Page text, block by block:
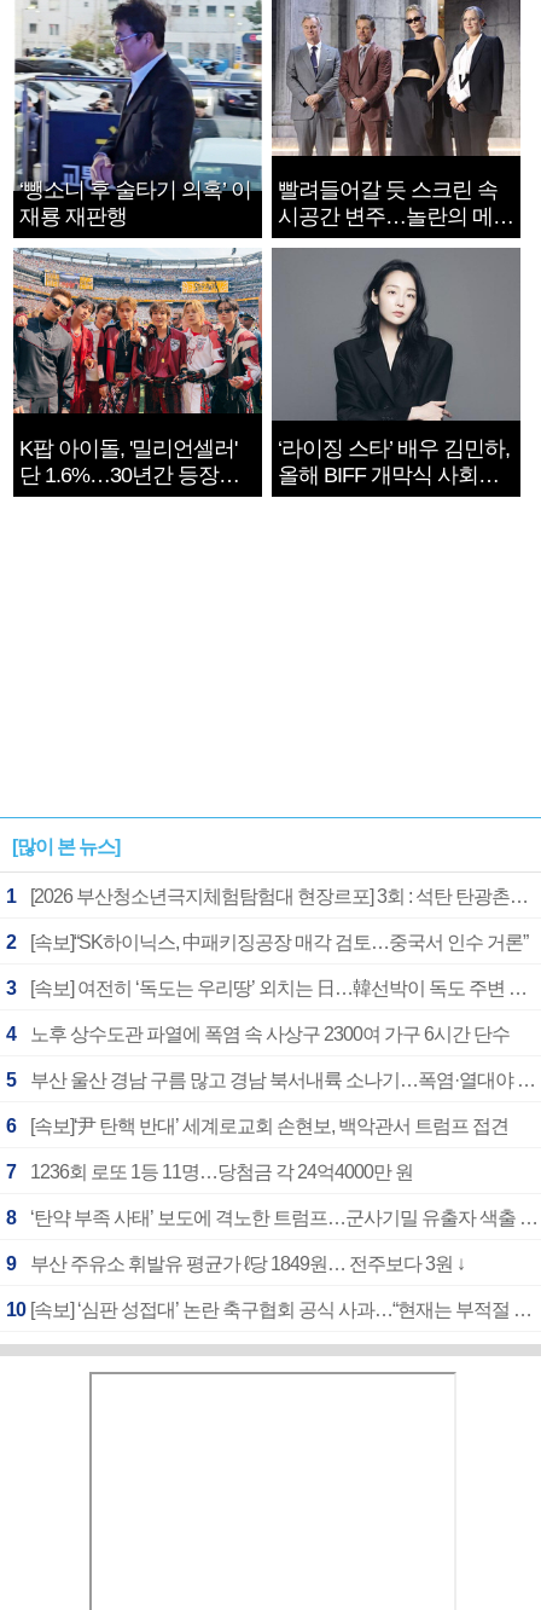
‘뺑소니 후 술타기 의혹’ 이
재룡 재판행
빨려들어갈 듯 스크린 속
시공간 변주…놀란의 메시
지는 ‘전쟁 속죄’
K팝 아이돌, '밀리언셀러'
단 1.6%…30년간 등장
1182개팀 전수조사
‘라이징 스타’ 배우 김민하,
올해 BIFF 개막식 사회자
확정
[많이 본 뉴스]
1 [2026 부산청소년극지체험탐험대 현장르포] 3회 : 석탄 탄광촌에서 북극 연구의 중심지로
2 [속보]“SK하이닉스, 中패키징공장 매각 검토…중국서 인수 거론”
3 [속보] 여전히 ‘독도는 우리땅’ 외치는 日…韓선박이 독도 주변 해양조사 활동하자 반발
4 노후 상수도관 파열에 폭염 속 사상구 2300여 가구 6시간 단수
5 부산 울산 경남 구름 많고 경남 북서내륙 소나기…폭염·열대야 계속
6 [속보]‘尹 탄핵 반대’ 세계로교회 손현보, 백악관서 트럼프 접견
7 1236회 로또 1등 11명…당첨금 각 24억4000만 원
8 ‘탄약 부족 사태’ 보도에 격노한 트럼프…군사기밀 유출자 색출 지시
9 부산 주유소 휘발유 평균가 ℓ당 1849원… 전주보다 3원 ↓
10 [속보] ‘심판 성접대’ 논란 축구협회 공식 사과…“현재는 부적절 행위 없어”